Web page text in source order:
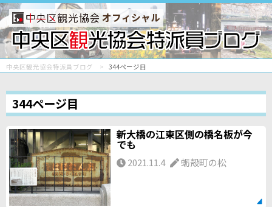
オフィシャル
中央区観光協会特派員ブログ 344ページ目
344ページ目
新大橋の江東区側の橋名板が今
でも
2021.11.4 蛎殻町の松